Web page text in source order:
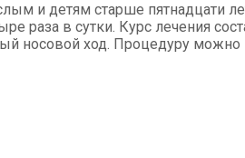
и детям старше пятнадцати
раза в сутки. Курс лечения
носовой ход. Процедуру можно